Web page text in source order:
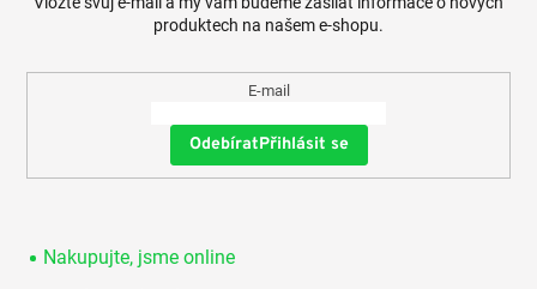
produktech na našem e-shopu.
E-mail
Přihlásit se
Nakupujte, jsme online